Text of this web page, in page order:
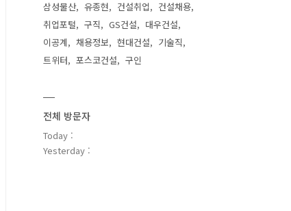
삼성물산
유종현 건설취업
건설채용
취업포털
구직 GS건설
대우건설
이공계
채용정보 현대건설
기술직
트위터
포스코건설 구인
전체 방문자
Today :
Yesterday :